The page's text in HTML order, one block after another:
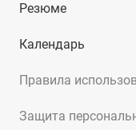
Правила
Защита
Резюме
Календарь